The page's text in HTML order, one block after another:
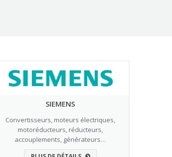
SIEMENS
Convertisseurs, moteurs électriques,
motoréducteurs, réducteurs,
accouplements, générateurs…